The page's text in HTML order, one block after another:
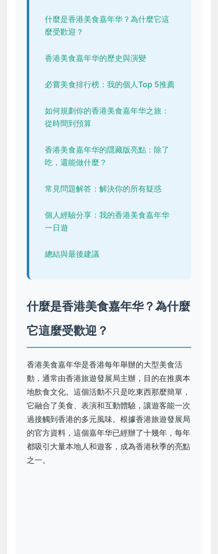
什麼是香港美食嘉年华？為什麼它這
麼受歡迎？
香港美食嘉年华的歷史與演變
必嘗美食排行榜：我的個人Top 5推薦
如何規劃你的香港美食嘉年华之旅：
從時間到預算
香港美食嘉年华的隱藏版亮點：除了
吃，還能做什麼？
常見問題解答：解決你的所有疑惑
個人經驗分享：我的香港美食嘉年华
一日遊
總結與最後建議
什麼是香港美食嘉年华？為什麼
它這麼受歡迎？
香港美食嘉年华是香港每年舉辦的大型美食活
動，通常由香港旅遊發展局主辦，目的在推廣本
地飲食文化。這個活動不只是吃東西那麼簡單，
它融合了美食、表演和互動體驗，讓遊客能一次
過接觸到香港的多元風味。根據香港旅遊發展局
的官方資料，這個嘉年华已經辦了十幾年，每年
都吸引大量本地人和遊客，成為香港秋季的亮點
之一。